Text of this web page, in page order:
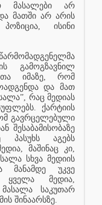
მასალები არ
მათში არ არის
ისინი
გამოგზავნილ
იმაზე, რომ
და მათ
რაც მედიას
ქარტიის
გავრცელებული
შესაბამისობაზე
პასუხს აგებს
მაშინაც კი,
სხვა მედიის
მანამდე უკვე
ყველა მედია,
საკუთარ
შინაარსზე.